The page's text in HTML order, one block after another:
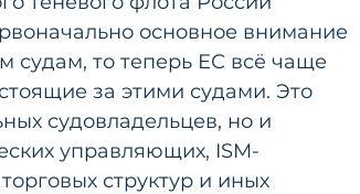
основное внимание
судам, то теперь ЕС всё чаще
за этими судами. Это
судовладельцев, но и
управляющих, ISM-
структур и иных